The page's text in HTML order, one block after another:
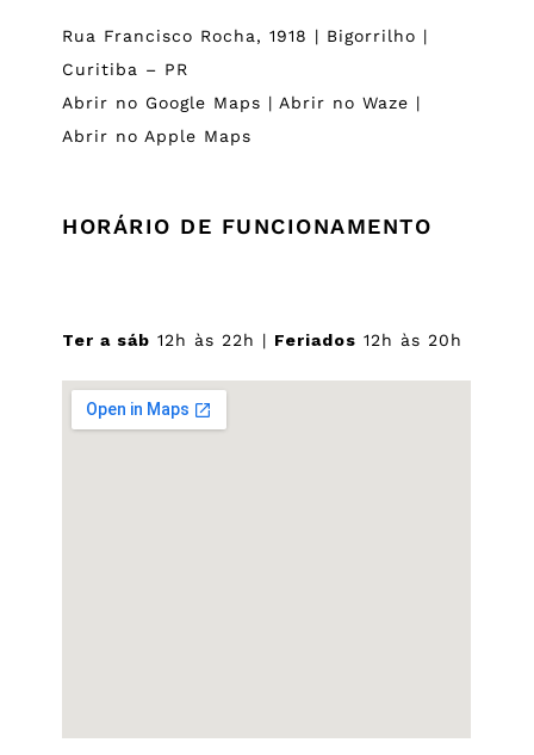
Rua Francisco Rocha, 1918 | Bigorrilho |
Curitiba – PR
Abrir no Google Maps | Abrir no Waze |
Abrir no Apple Maps
HORÁRIO DE FUNCIONAMENTO
Ter a sáb 12h às 22h | Feriados 12h às 20h